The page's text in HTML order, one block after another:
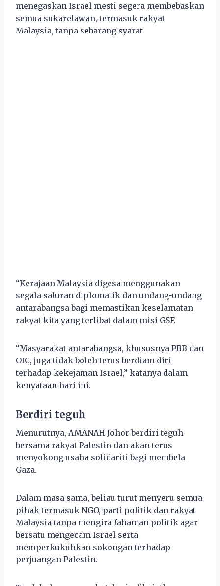
menegaskan Israel mesti segera membebaskan
semua sukarelawan, termasuk rakyat
Malaysia, tanpa sebarang syarat.
“Kerajaan Malaysia digesa menggunakan
segala saluran diplomatik dan undang-undang
antarabangsa bagi memastikan keselamatan
rakyat kita yang terlibat dalam misi GSF.
“Masyarakat antarabangsa, khususnya PBB dan
OIC, juga tidak boleh terus berdiam diri
terhadap kekejaman Israel,” katanya dalam
kenyataan hari ini.
Berdiri teguh
Menurutnya, AMANAH Johor berdiri teguh
bersama rakyat Palestin dan akan terus
menyokong usaha solidariti bagi membela
Gaza.
Dalam masa sama, beliau turut menyeru semua
pihak termasuk NGO, parti politik dan rakyat
Malaysia tanpa mengira fahaman politik agar
bersatu mengecam Israel serta
memperkukuhkan sokongan terhadap
perjuangan Palestin.